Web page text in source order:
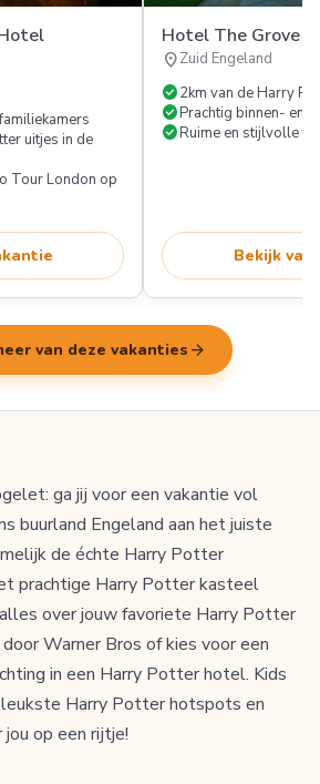
uitjes in de
Tour London op
Hotel The Grove
location_onZuid Engeland
check_circle2km van de Harry
check_circlePrachtig binnen- en
check_circleRuime en stijlvolle
Bekijk
van deze vakanties arrow_forward
ga jij voor een vakantie vol
buurland Engeland aan het juiste
de échte Harry Potter
prachtige Harry Potter kasteel
over jouw favoriete Harry Potter
Warner Bros of kies voor een
in een Harry Potter hotel. Kids
Harry Potter hotspots en
op een rijtje!